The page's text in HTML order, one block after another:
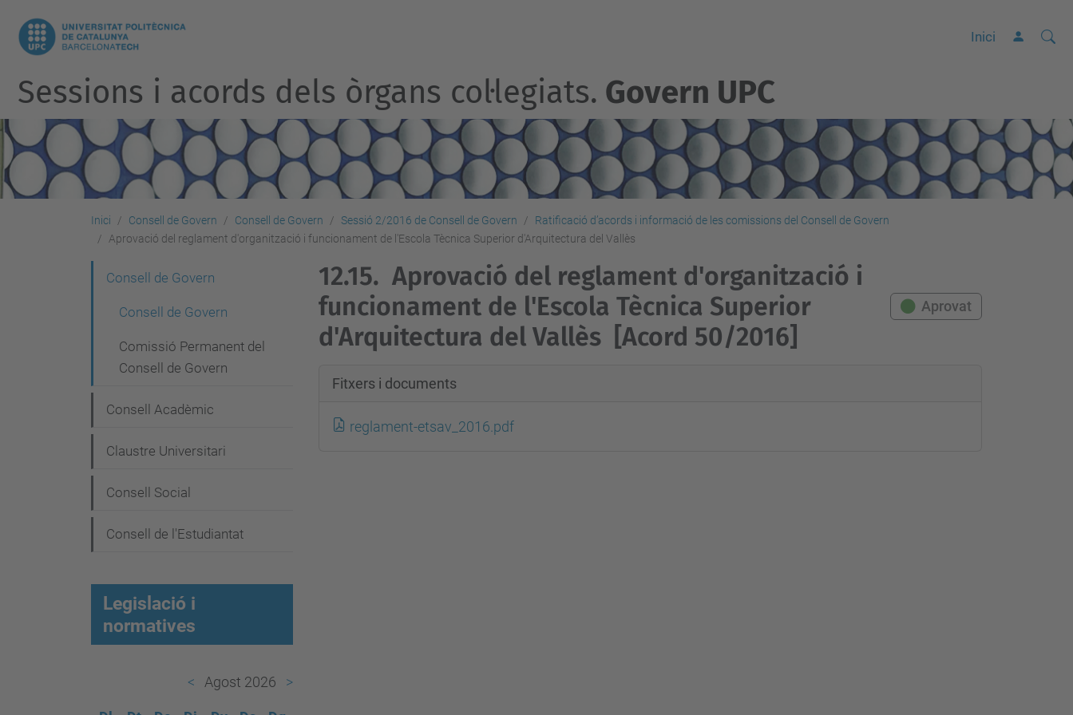
Inici Cerca
C
a
a
v
a
Sessions i acords dels òrgans col·legiats. Govern UPC
Inici Consell de Govern Consell de Govern Sessió 2/2016 de Consell de Govern
Ratificació d’acords i informació de les comissions del Consell de Govern
Aprovació del reglament d'organització i funcionament de l'Escola Tècnica Superior d'Arquitectura del Vallès
12.15. Aprovació del reglament d'organització i
funcionament de l'Escola Tècnica Superior
d'Arquitectura del Vallès [Acord 50/2016]
Aprovat
Fitxers i documents
reglament-etsav_2016.pdf
g
c
i
Consell de Govern
Consell de Govern
Comissió Permanent del
Consell de Govern
Consell Acadèmic
Claustre Universitari
Consell Social
Consell de l'Estudiantat
Legislació i
normatives
Agost 2026